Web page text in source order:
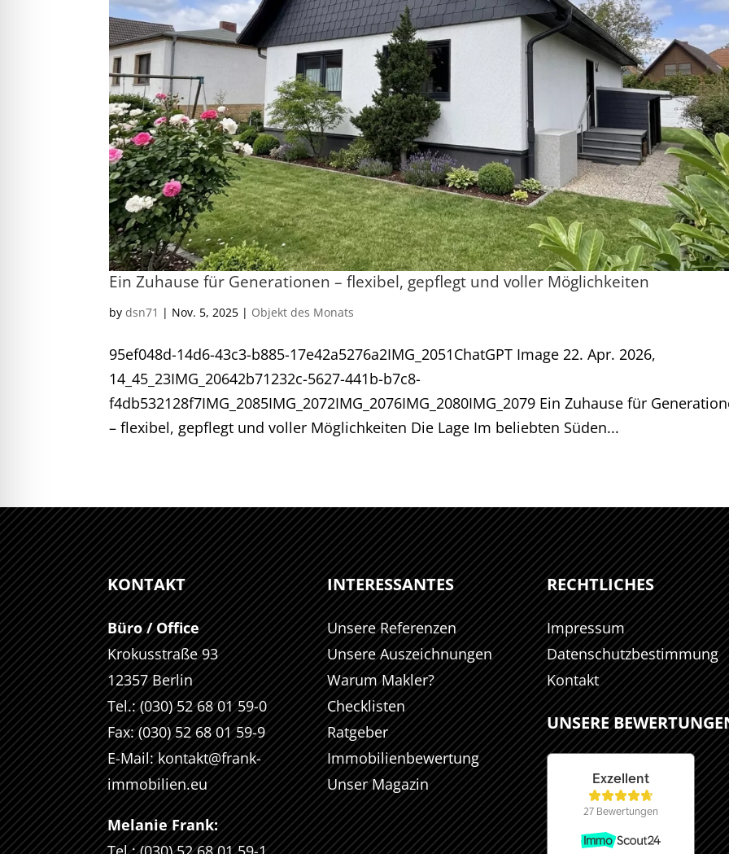
Ein Zuhause für Generationen – flexibel, gepflegt und voller Möglichkeiten
bydsn71 | Nov. 5, 2025 | Objekt des Monats
95ef048d-14d6-43c3-b885-17e42a5276a2IMG_2051ChatGPT Image 22. Apr. 2026,
14_45_23IMG_20642b71232c-5627-441b-b7c8-
f4db532128f7IMG_2085IMG_2072IMG_2076IMG_2080IMG_2079 Ein Zuhause für
– flexibel, gepflegt und voller Möglichkeiten Die Lage Im beliebten Süden...
KONTAKT
Büro / Office
Krokusstraße 93
12357 Berlin
Tel.: (030) 52 68 01 59-0
Fax: (030) 52 68 01 59-9
E-Mail:kontakt@frank-
immobilien.eu
Melanie Frank:
INTERESSANTES
Unsere Referenzen
Unsere Auszeichnungen
Warum Makler?
Checklisten
Ratgeber
Immobilienbewertung
Unser Magazin
RECHTLICHES
Impressum
Datenschutzbestimmung
Kontakt
UNSERE